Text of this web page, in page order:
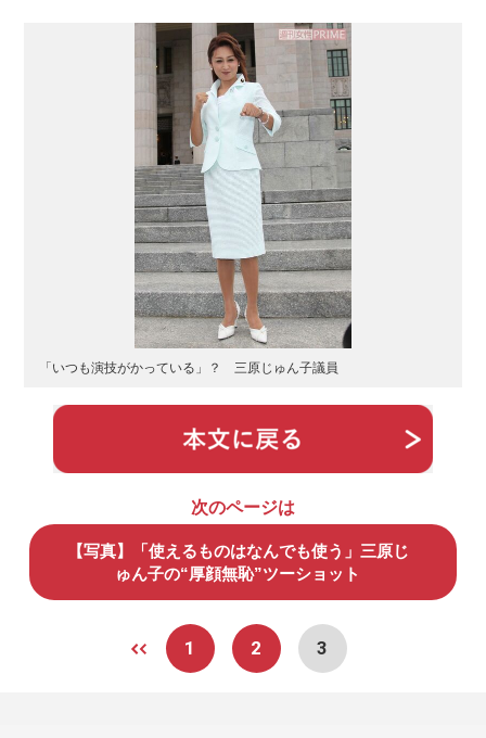
「いつも演技がかっている」？ 三原じゅん子議員
次のページは
【写真】「使えるものはなんでも使う」三原じ
ゅん子の“厚顔無恥”ツーショット
1 2 3